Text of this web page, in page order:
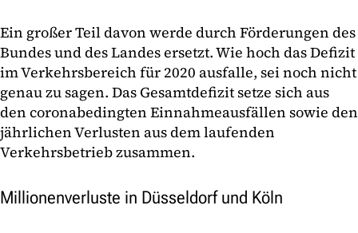
Ein großer Teil davon werde durch Förderungen des
Bundes und des Landes ersetzt. Wie hoch das Defizit
im Verkehrsbereich für 2020 ausfalle, sei noch nicht
genau zu sagen. Das Gesamtdefizit setze sich aus
den coronabedingten Einnahmeausfällen sowie den
jährlichen Verlusten aus dem laufenden
Verkehrsbetrieb zusammen.
Millionenverluste in Düsseldorf und Köln